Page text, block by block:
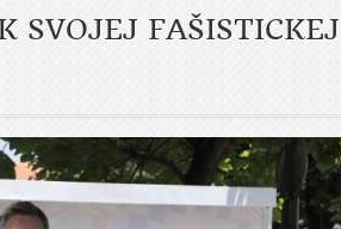
SVOJEJ FAŠISTICKEJ